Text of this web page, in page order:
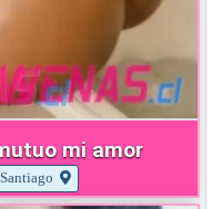
mi amor
Santiago